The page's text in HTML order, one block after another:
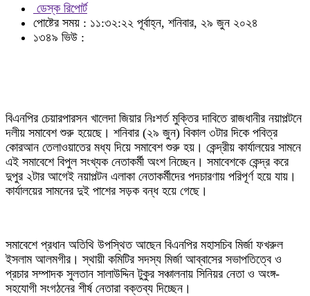
ডেস্ক রিপোর্ট
পোষ্টের সময় : ১১:৩২:২২ পূর্বাহ্ন, শনিবার, ২৯ জুন ২০২৪
১৩৪৯ ভিউ :
বিএনপির চেয়ারপারসন খালেদা জিয়ার নিঃশর্ত মুক্তির দাবিতে রাজধানীর নয়াপল্টনে
দলীয় সমাবেশ শুরু হয়েছে। শনিবার (২৯ জুন) বিকাল ৩টার দিকে পবিত্র
কোরআন তেলাওয়াতের মধ্য দিয়ে সমাবেশ শুরু হয়। কেন্দ্রীয় কার্যালয়ের সামনে
এই সমাবেশে বিপুল সংখ্যক নেতাকর্মী অংশ নিচ্ছেন। সমাবেশকে কেন্দ্র করে
দুপুর ২টার আগেই নয়াপল্টন এলাকা নেতাকর্মীদের পদচারণায় পরিপূর্ণ হয়ে যায়‌।
কার্যালয়ের সামনের দুই পাশের সড়ক বন্ধ হয়ে গেছে।
সমাবেশে প্রধান অতিথি উপস্থিত আছেন বিএনপির মহাসচিব মির্জা ফখরুল
ইসলাম আলমগীর। স্থায়ী কমিটির সদস্য মির্জা আব্বাসের সভাপতিত্বে ও
প্রচার সম্পাদক সুলতান সালাউদ্দিন টুকুর সঞ্চালনায় সিনিয়র নেতা ও অংঙ্গ-
সহযোগী সংগঠনের শীর্ষ নেতারা বক্তব্য দিচ্ছেন।